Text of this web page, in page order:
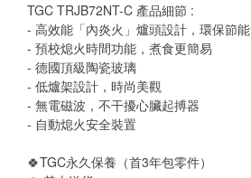
TGC TRJB72NT-C 產品細節 :
- 高效能「內炎火」爐頭設計，環保節能
- 預校熄火時間功能，煮食更簡易
- 德國頂級陶瓷玻璃
- 低爐架設計，時尚美觀
- 無電磁波，不干擾心臟起搏器
- 自動熄火安全裝置
🍀TGC永久保養（首3年包零件）